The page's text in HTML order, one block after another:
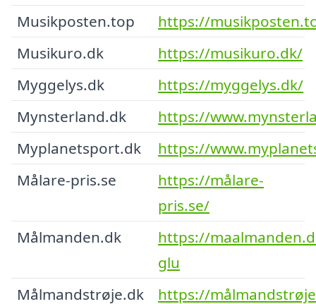
Musikposten.top
https://
Musikuro.dk
https://musikuro.dk/
Myggelys.dk
https://myggelys.dk/
Mynsterland.dk
https://
Myplanetsport.dk
https://
Målare-pris.se
https://målare-
pris.se/
Målmanden.dk
https://
glu
Målmandstrøje.dk
https://